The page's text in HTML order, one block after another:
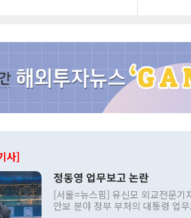
사]
정동영 업무보고 논란
[서울=뉴스핌] 유신모 외교전문기
안보 분야 정부 부처의 대통령 업